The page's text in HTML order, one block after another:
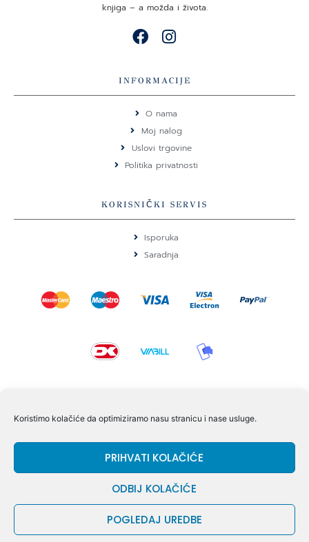
Koristimo kolačiće da optimiziramo nasu stranicu i nase usluge.
PRIHVATI KOLAČIĆE
ODBIJ KOLAČIĆE
POGLEDAJ UREDBE
knjiga – a možda i života.
F
e
b
o
o
k
I
t
a
g
r
a
m
INFORMACIJE
O nama
Moj nalog
Uslovi trgovine
Politika privatnosti
KORISNIČKI SERVIS
Isporuka
Saradnja
Volmersvej 11 6000 Kolding Danska
+45 60609846
CVR Nr. 42779997